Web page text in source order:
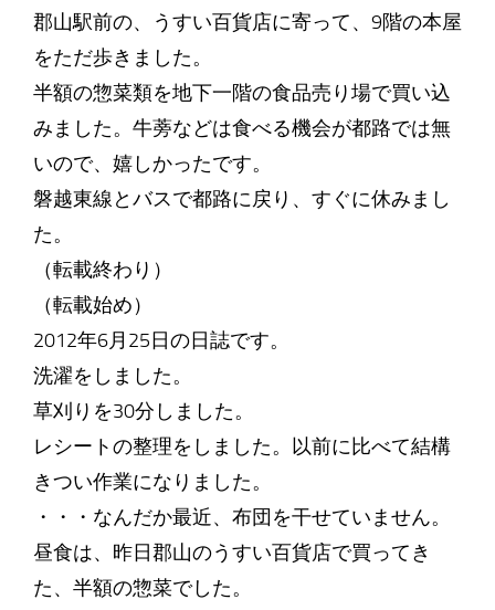
郡山駅前の、うすい百貨店に寄って、9階の本屋
をただ歩きました。
半額の惣菜類を地下一階の食品売り場で買い込
みました。牛蒡などは食べる機会が都路では無
いので、嬉しかったです。
磐越東線とバスで都路に戻り、すぐに休みまし
た。
（転載終わり）
（転載始め）
2012年6月25日の日誌です。
洗濯をしました。
草刈りを30分しました。
レシートの整理をしました。以前に比べて結構
きつい作業になりました。
・・・なんだか最近、布団を干せていません。
昼食は、昨日郡山のうすい百貨店で買ってき
た、半額の惣菜でした。